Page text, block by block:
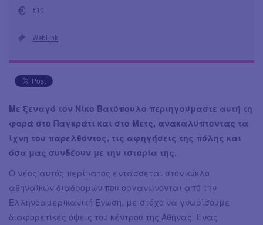
€10
WebLink
Με ξεναγό τον Νίκο Βατόπουλο περιηγούμαστε αυτή τη
φορά στο Παγκράτι και στο Μετς, ανακαλύπτοντας τα
ίχνη του παρελθόντος, τις αφηγήσεις της πόλης και
όσα μας συνδέουν με την ιστορία της.
Ο νέος αυτός περίπατος εντάσσεται στον κύκλο
αθηναϊκών διαδρομών που οργανώνονται από την
Ελληνοαμερικανική Ένωση, με στόχο να γνωρίσουμε
διαφορετικές όψεις του κέντρου της Αθήνας. Ένας